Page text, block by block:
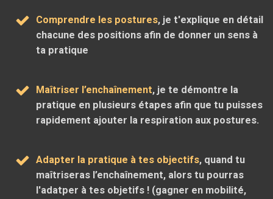
Comprendre les postures, je t'explique en détail
chacune des positions afin de donner un sens à
ta pratique
Maîtriser l’enchaînement, je te démontre la
pratique en plusieurs étapes afin que tu puisses
rapidement ajouter la respiration aux postures.
Adapter la pratique à tes objectifs, quand tu
maîtriseras l’enchaînement, alors tu pourras
l'adatper à tes objetifs ! (gagner en mobilité,